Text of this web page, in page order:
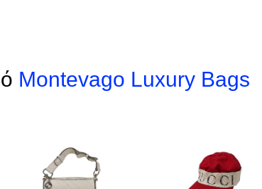
Montevago Luxury Bags